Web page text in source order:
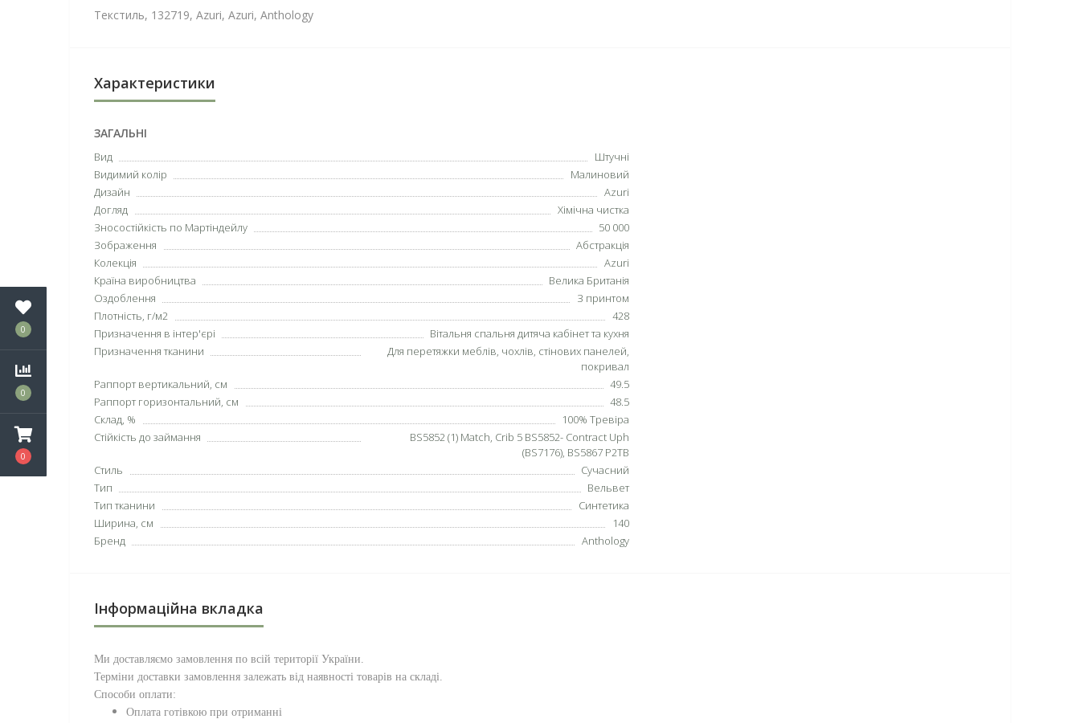
0
0
0
Текстиль, 132719, Azuri, Azuri, Anthology
Характеристики
ЗАГАЛЬНІ
Вид
Штучні
Видимий колір
Малиновий
Дизайн
Azuri
Догляд
Хімічна чистка
Зносостійкість по Мартіндейлу
50 000
Зображення
Абстракція
Колекція
Azuri
Країна виробництва
Велика Британія
Оздоблення
З принтом
Плотність, г/м2
428
Призначення в інтер'єрі
Вітальня спальня дитяча кабінет та кухня
Призначення тканини
Для перетяжки меблів, чохлів, стінових панелей,
покривал
Раппорт вертикальний, см
49.5
Раппорт горизонтальний, см
48.5
Склад, %
100% Тревіра
Стійкість до займання
BS5852 (1) Match, Crib 5 BS5852- Contract Uph
(BS7176), BS5867 P2TB
Стиль
Сучасний
Тип
Вельвет
Тип тканини
Синтетика
Ширина, см
140
Бренд
Anthology
Інформаційна вкладка
Ми доставляємо замовлення по всій території України.
Терміни доставки замовлення залежать від наявності товарів на складі.
Способи оплати:
Оплата готівкою при отриманні